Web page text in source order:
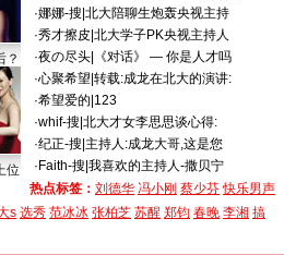
？
位
·娜娜-搜 北大陪聊生炮轰央视主持
·秀才擦皮 北大学子PK央视主持人
·夜の尽头|
《对话》 — 你是人才吗
·心聚希望 转载:成龙在北大的演讲:
·希望爱的 123
·whif-搜 北大才女李思思谈心得:
·纪正-搜 主持人:成龙大哥,这是您
· Faith-搜 我喜欢的主持人-撒贝宁
热点标签： 刘德华 冯小刚 蔡少芬 快乐男声
s 选秀 范冰冰 张柏芝 苏醒 郑钧 春晚 李湘 搞